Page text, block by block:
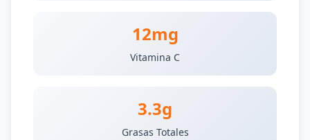
12mg
Vitamina C
3.3g
Grasas Totales